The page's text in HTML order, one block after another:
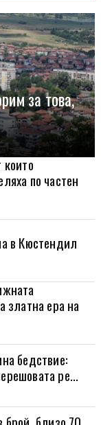
за това,
по частен
в Кюстендил
златна ера на
бедствие:
ре...